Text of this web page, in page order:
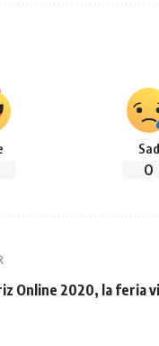
Sad
0
Online 2020, la feria